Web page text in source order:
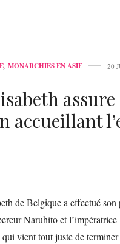
, MONARCHIES EN ASIE 20
accueillant
de Belgique a effectué
Naruhito et
vient tout juste de